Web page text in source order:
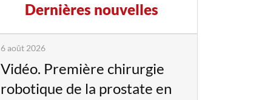
Dernières nouvelles
6 août 2026
Vidéo. Première chirurgie
robotique de la prostate en